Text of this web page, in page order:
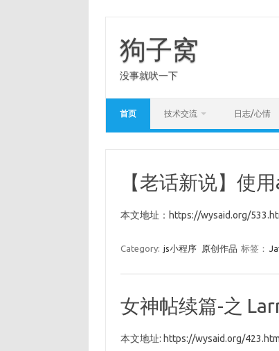
content
狗子窝
没事就吠一下
首页 技术交流 日志/心情
【老话新说】使
本文地址：https://wysaid.org/
Category: js小程序 原创作品 标签：
女神帖续篇-之
本文地址: https://wysaid.org/